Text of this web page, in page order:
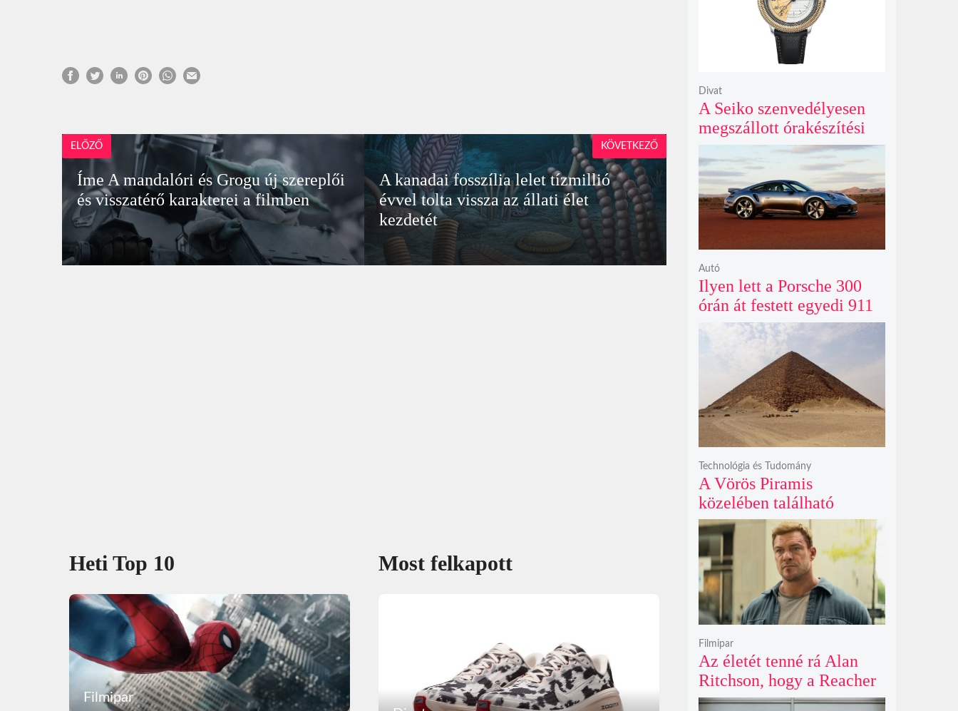
ELŐZŐ
Íme A mandalóri és Grogu új szereplői
és visszatérő karakterei a filmben
A kanadai fosszília lelet tízmillió
évvel tolta vissza az állati élet
kezdetét
KÖVETKEZŐ
Heti Top 10
Filmipar
Most felkapott
A Seiko szenvedélyesen
megszállott órakészítési
kiállítása végre Londonba
érkezik idén nyáron
Divat
Ilyen lett a Porsche 300
órán át festett egyedi 911
Turbo S-e, ami ausztrál
naplementéből született
Autó
A Vörös Piramis
közelében található
rejtélyes vonalak nem
kőszállító rámpák, hanem
egy ókori gátrendszer
részei lehetnek
Technológia és Tudomány
Az életét tenné rá Alan
Ritchson, hogy a Reacher
negyedik évada mindent
Filmipar